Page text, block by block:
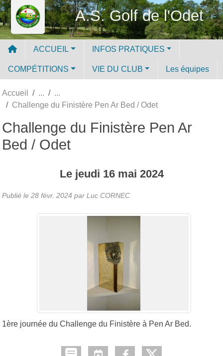
A.S. Golf de l'Odet
ACCUEIL INFOS PRATIQUES
COMPÉTITIONS VIE DU CLUB Les équipes
Accueil
Challenge du Finistère Pen Ar Bed / Odet
Challenge du Finistère Pen Ar
Bed / Odet
Le jeudi 16 mai 2024
Publié le 28 févr. 2024 par Luc CORNEC
1ère journée du Challenge du Finistère à Pen Ar Bed.
Panneau de gestion des cookies